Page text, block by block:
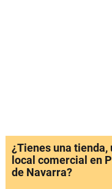
¿Tienes una tienda,
local comercial en
de Navarra?